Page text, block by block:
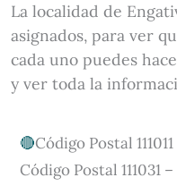
La localidad de
asignados, para ver
cada uno puedes
y ver toda la
Código Postal
Código Postal 111031